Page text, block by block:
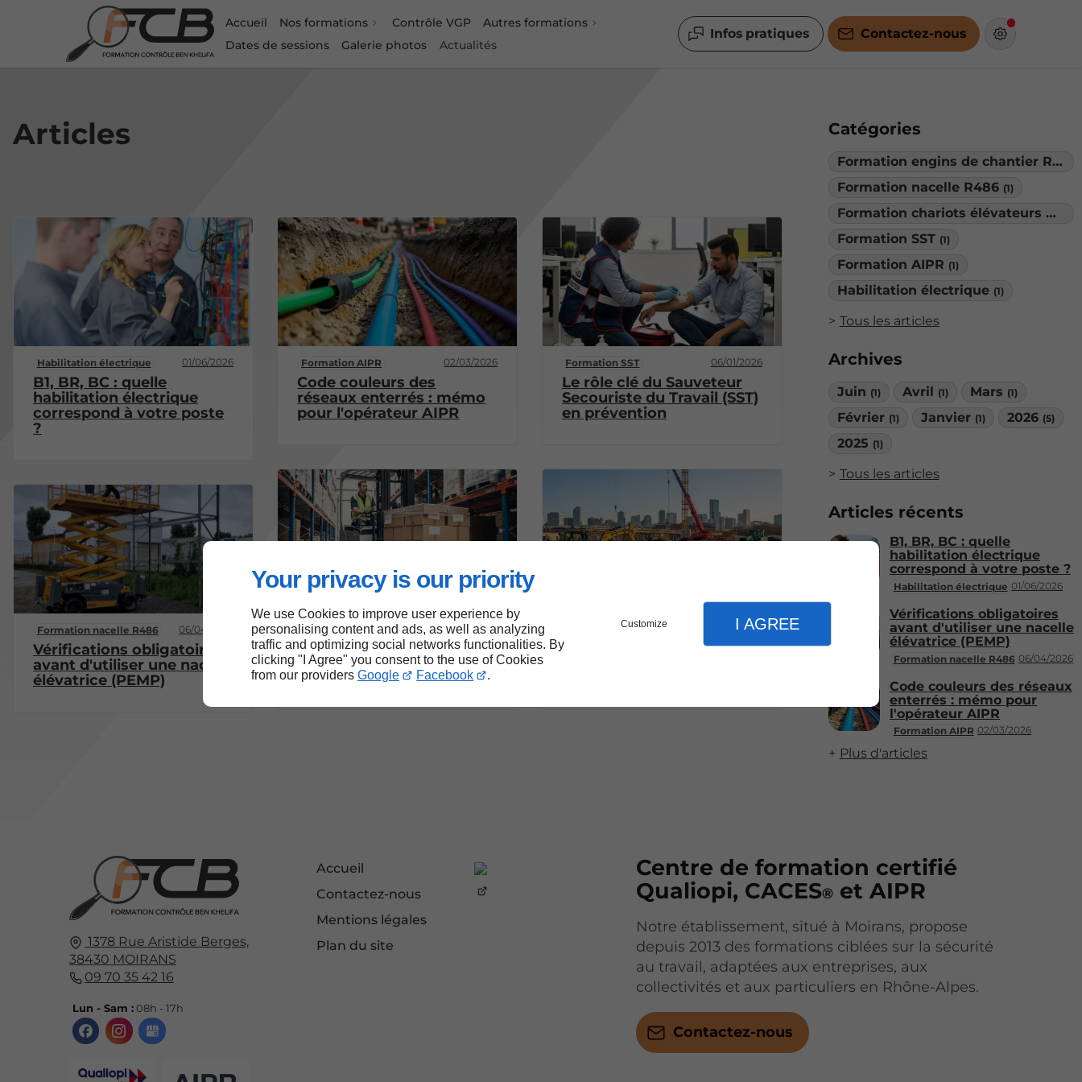
Your privacy is our priority
We use Cookies to improve user experience by
personalising content and ads, as well as analyzing
traffic and optimizing social networks functionalities. By
clicking "I Agree" you consent to the use of Cookies
from our providers Google Facebook .
Customize I AGREE
Accueil Nos formations Contrôle VGP
Autres formations
Dates de sessions
Galerie photos Actualités
Infos pratiques Contactez-nous
Catégories
Formation engins de chantier R482
Formation nacelle R486 (1)
Formation chariots élévateurs R489
Formation SST (1)
Formation AIPR (1)
Habilitation électrique (1)
Tous les articles
Archives
Juin (1) Avril (1) Mars (1)
Février (1) Janvier (1) 2026 (5)
2025 (1)
Tous les articles
Articles récents
Habilitation électrique 01/06/2026
B1, BR, BC : quelle
habilitation électrique
correspond à votre poste ?
Formation nacelle R486 06/04/2026
Vérifications obligatoires
avant d'utiliser une nacelle
élévatrice (PEMP)
Formation AIPR 02/03/2026
Code couleurs des réseaux
enterrés : mémo pour
l'opérateur AIPR
Plus d'articles
Articles
Habilitation électrique 01/06/2026
B1, BR, BC : quelle
habilitation électrique
correspond à votre poste
?
Formation nacelle R486 06/04/2026
Vérifications obligatoires
avant d'utiliser une nacelle
élévatrice (PEMP)
Formation AIPR 02/03/2026
Code couleurs des
réseaux enterrés : mémo
pour l'opérateur AIPR
Formation chariots élévateurs R489
02/02/2026
Devenir un cariste d'élite
avec le certificat CACES®
R489
Formation SST 06/01/2026
Le rôle clé du Sauveteur
Secouriste du Travail (SST)
en prévention
Comment choisir la bonne
1378 Rue Aristide Berges,
38430 MOIRANS
09 70 35 42 16
Lun - Sam :08h - 17h
Accueil
Contactez-nous
Mentions légales
Plan du site
Centre de formation certifié
Qualiopi, CACES® et AIPR
Notre établissement, situé à Moirans, propose
depuis 2013 des formations ciblées sur la sécurité
au travail, adaptées aux entreprises, aux
collectivités et aux particuliers en Rhône-Alpes.
Contactez-nous